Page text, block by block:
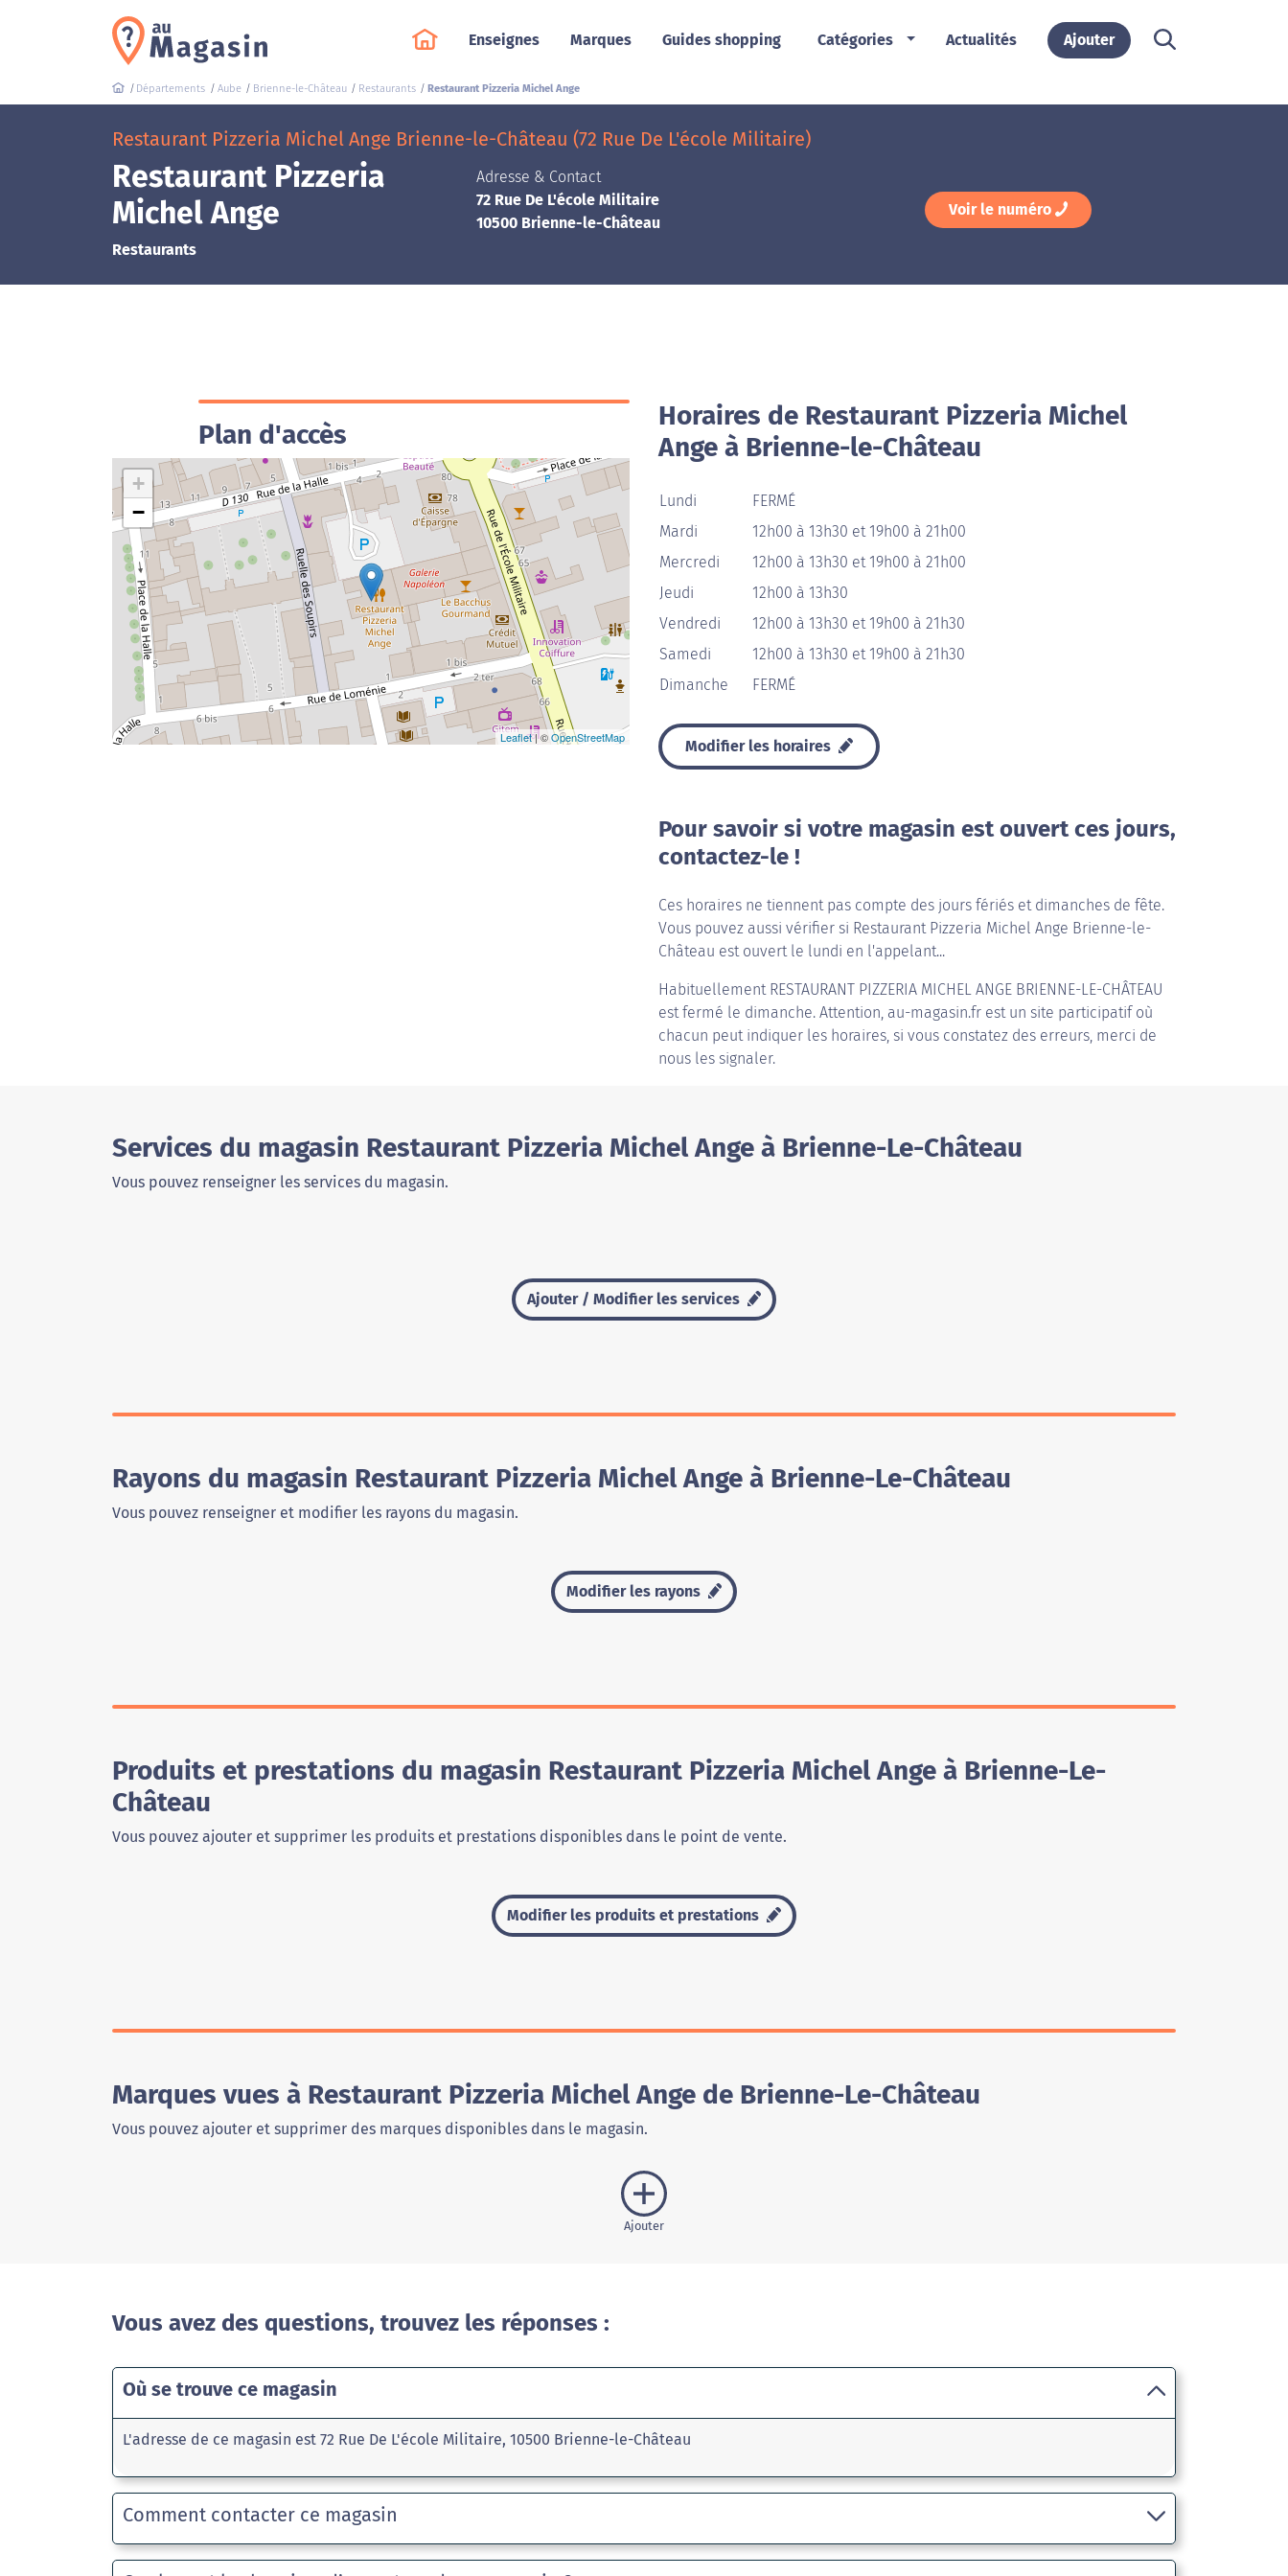
Enseignes Marques Guides shopping Catégories Actualités Ajouter
Départements Aube Brienne-le-Château Restaurants Restaurant Pizzeria Michel Ange
Restaurant Pizzeria Michel Ange Brienne-le-Château (72 Rue De L'école Militaire)
Restaurant Pizzeria
Michel Ange
Restaurants
Adresse & Contact
72 Rue De L'école Militaire
10500 Brienne-le-Château
Voir le numéro
Plan d'accès
+
−
Leaflet| ©OpenStreetMap
Horaires de Restaurant Pizzeria Michel
Ange à Brienne-le-Château
Lundi
FERMÉ
Mardi
12h00 à 13h30 et 19h00 à 21h00
Mercredi
12h00 à 13h30 et 19h00 à 21h00
Jeudi
12h00 à 13h30
Vendredi
12h00 à 13h30 et 19h00 à 21h30
Samedi
12h00 à 13h30 et 19h00 à 21h30
Dimanche
FERMÉ
Modifier les horaires
Pour savoir si votre magasin est ouvert ces jours,
contactez-le !
Ces horaires ne tiennent pas compte des jours fériés et dimanches de fête.
Vous pouvez aussi vérifier si Restaurant Pizzeria Michel Ange Brienne-le-
Château est ouvert le lundi en l'appelant...
Habituellement RESTAURANT PIZZERIA MICHEL ANGE BRIENNE-LE-CHÂTEAU
est fermé le dimanche. Attention, au-magasin.fr est un site participatif où
chacun peut indiquer les horaires, si vous constatez des erreurs, merci de
nous les signaler.
Services du magasin Restaurant Pizzeria Michel Ange à Brienne-Le-Château
Vous pouvez renseigner les services du magasin.
Ajouter / Modifier les services
Rayons du magasin Restaurant Pizzeria Michel Ange à Brienne-Le-Château
Vous pouvez renseigner et modifier les rayons du magasin.
Modifier les rayons
Produits et prestations du magasin Restaurant Pizzeria Michel Ange à Brienne-Le-
Château
Vous pouvez ajouter et supprimer les produits et prestations disponibles dans le point de vente.
Modifier les produits et prestations
Marques vues à Restaurant Pizzeria Michel Ange de Brienne-Le-Château
Vous pouvez ajouter et supprimer des marques disponibles dans le magasin.
Ajouter
Vous avez des questions, trouvez les réponses :
Où se trouve ce magasin
L'adresse de ce magasin est 72 Rue De L'école Militaire, 10500 Brienne-le-Château
Comment contacter ce magasin